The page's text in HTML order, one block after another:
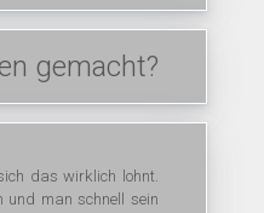
gemacht?
das wirklich lohnt.
und man schnell sein